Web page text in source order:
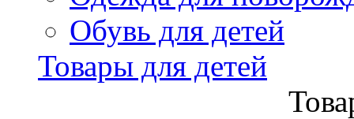
Обувь для детей
Товары для детей